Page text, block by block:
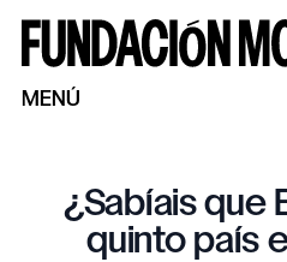
MENÚ
¿Sabíais que
quinto país